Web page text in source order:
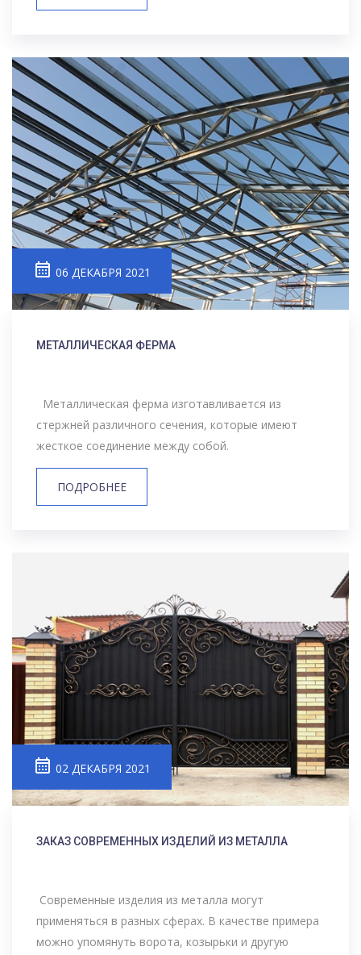
06 ДЕКАБРЯ 2021
МЕТАЛЛИЧЕСКАЯ ФЕРМА
Металлическая ферма изготавливается из
стержней различного сечения, которые имеют
жесткое соединение между собой.
ПОДРОБНЕЕ
02 ДЕКАБРЯ 2021
ЗАКАЗ СОВРЕМЕННЫХ ИЗДЕЛИЙ ИЗ МЕТАЛЛА
Современные изделия из металла могут
применяться в разных сферах. В качестве примера
можно упомянуть ворота, козырьки и другую